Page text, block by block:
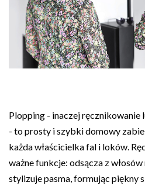
Plopping - inaczej ręcznikowanie
- to prosty i szybki domowy
każda właścicielka fal i loków.
ważne funkcje: odsącza z
stylizuje pasma, formując piękny